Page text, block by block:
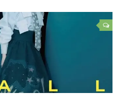
座具有标志性意义的城市停
增添一抹独特的华语音乐色
辑《心太软》横空